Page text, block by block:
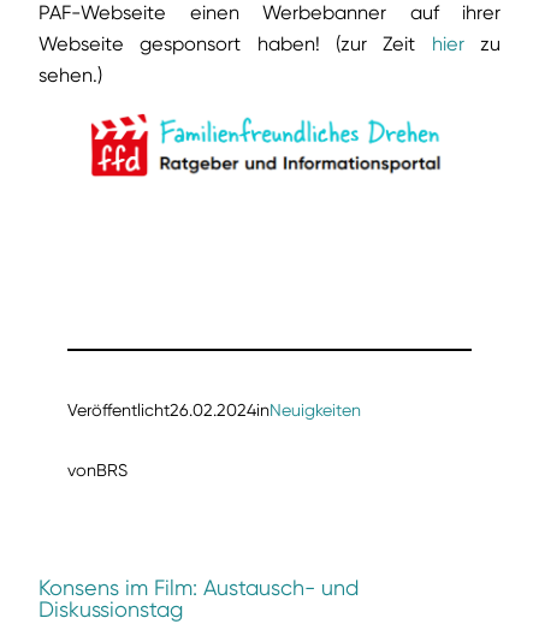
PAF-Webseite einen Werbebanner auf ihrer
Webseite gesponsort haben! (zur Zeit hierzu
sehen.)
Veröffentlicht26.02.2024inNeuigkeiten
vonBRS
Konsens im Film: Austausch- und
Diskussionstag